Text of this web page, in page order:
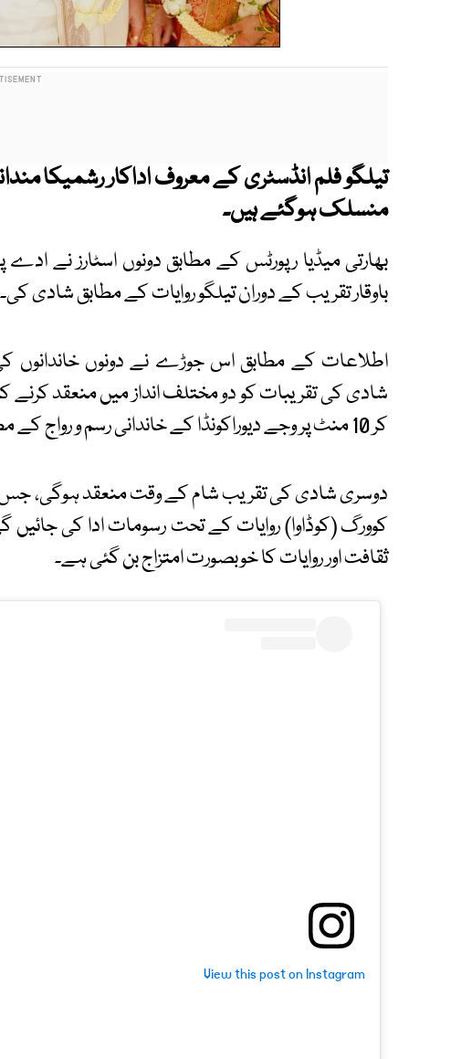
تیلگو فلم انڈسٹری کے معروف اداکار رشمیکا
منسلک ہوگئے ہیں۔
بھارتی میڈیا رپورٹس کے مطابق دونوں اسٹارز نے
باوقار تقریب کے دوران تیلگو روایات کے مطابق شادی کی۔
اطلاعات کے مطابق اس جوڑے نے دونوں خاندانوں
کر 10 منٹ پر وجے دیوراکونڈا کے خاندانی رسم و رواج کے مطابق تیلگو انداز میں انجام دی گئی۔
دوسری شادی کی تقریب شام کے وقت منعقد ہوگی، جس
کوورگ (کوڈاوا) روایات کے تحت رسومات ادا کی
ثقافت اور روایات کا خوبصورت امتزاج بن گئی ہے۔
View this post on Instagram